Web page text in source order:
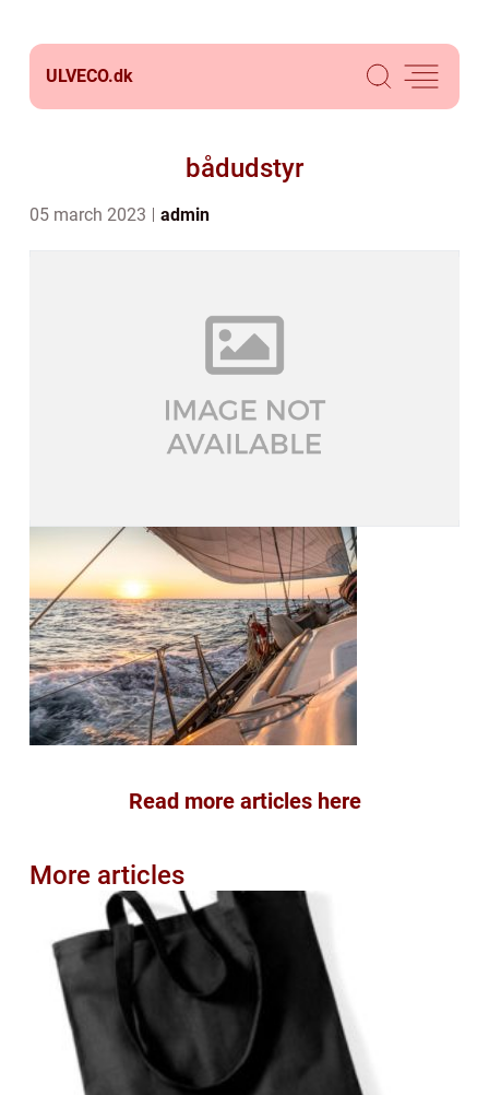
ULVECO.dk
bådudstyr
05 march 2023 admin
Read more articles here
More articles